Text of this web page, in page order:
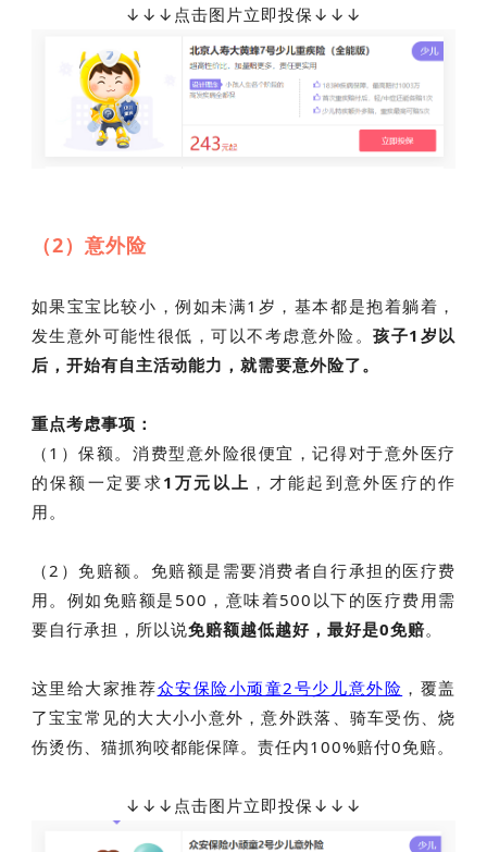
↓ ↓ ↓点击图片立即投保↓ ↓ ↓
（2）意外险
如果宝宝比较小，例如未满1岁，基本都是抱着躺着，
发生意外可能性很低，可以不考虑意外险。孩子1岁以
后，开始有自主活动能力，就需要意外险了。
重点考虑事项：
（1）保额。消费型意外险很便宜，记得对于意外医疗
的保额一定要求1万元以上 ，才能起到意外医疗的作
用。
（2）免赔额。免赔额是需要消费者自行承担的医疗费
用。例如免赔额是500，意味着500以下的医疗费用需
要自行承担，所以说免赔额越低越好，最好是0免赔。
这里给大家推荐众安保险小顽童2号少儿意外险 ，覆盖
了宝宝常见的大大小小意外，意外跌落、骑车受伤、烧
伤烫伤、猫抓狗咬都能保障。责任内100%赔付0免赔。
↓ ↓ ↓点击图片立即投保↓↓↓